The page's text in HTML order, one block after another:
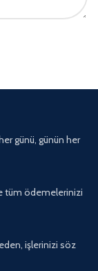
günü, günün her
tüm ödemelerinizi
işlerinizi söz